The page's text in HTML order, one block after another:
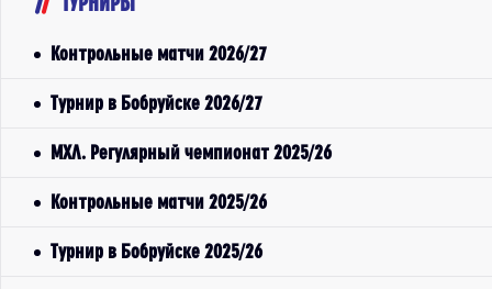
Контрольные матчи 2026/27
Турнир в Бобруйске 2026/27
МХЛ. Регулярный чемпионат 2025/26
Контрольные матчи 2025/26
Турнир в Бобруйске 2025/26